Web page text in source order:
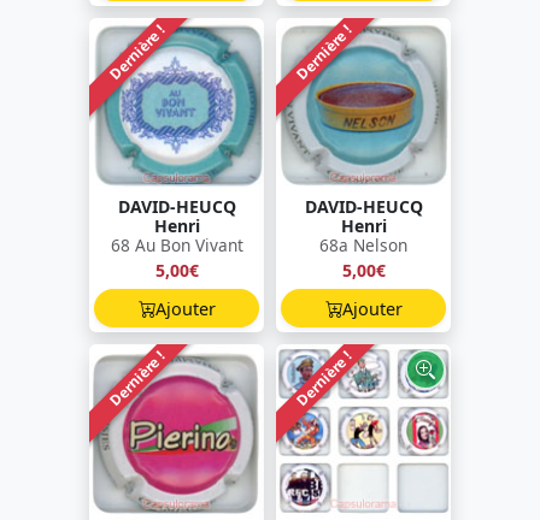
Dernière !
DAVID-HEUCQ
Henri
68 Au Bon Vivant
5,00€
Ajouter
Dernière !
DAVID-HEUCQ
Henri
68a Nelson
5,00€
Ajouter
Dernière ! Dernière !